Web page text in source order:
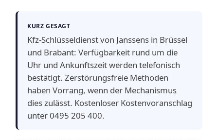
KURZ GESAGT
Kfz-Schlüsseldienst von Janssens in Brüssel
und Brabant: Verfügbarkeit rund um die
Uhr und Ankunftszeit werden telefonisch
bestätigt. Zerstörungsfreie Methoden
haben Vorrang, wenn der Mechanismus
dies zulässt. Kostenloser Kostenvoranschlag
unter 0495 205 400.